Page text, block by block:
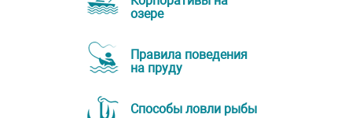
озере
Правила поведения
на пруду
Способы ловли рыбы